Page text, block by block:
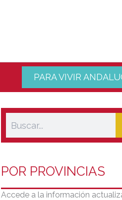
PARA VIVIR
POR PROVINCIAS
Accede a la información